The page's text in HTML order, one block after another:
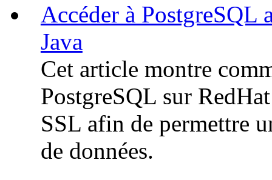
Accéder à PostgreSQL
Java
Cet article montre
PostgreSQL sur
SSL afin de permettre
de données.